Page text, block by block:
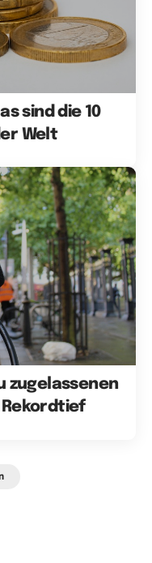
sind die 10
Welt
zugelassenen